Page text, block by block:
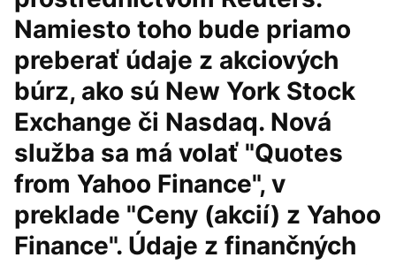
Namiesto toho bude priamo
preberať údaje z akciových
búrz, ako sú New York Stock
Exchange či Nasdaq. Nová
služba sa má volať "Quotes
from Yahoo Finance", v
preklade "Ceny (akcií) z Yahoo
Finance". Údaje z finančných